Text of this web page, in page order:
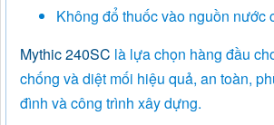
Không đổ thuốc vào nguồn nước
Mythic 240SC là lựa chọn hàng đầu
chống và diệt mối hiệu quả, an toàn,
đình và công trình xây dựng.